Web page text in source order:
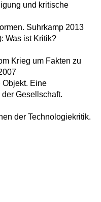
und kritische
Suhrkamp 2013
Was ist Kritik?
Krieg um Fakten zu
Objekt. Eine
Gesellschaft.
der Technologiekritik.